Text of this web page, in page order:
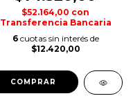
$52.164,00 con
Transferencia Bancaria
6 cuotas sin interés de
$12.420,00
COMPRAR